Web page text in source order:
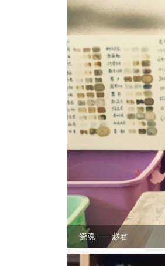
瓷魂——赵君